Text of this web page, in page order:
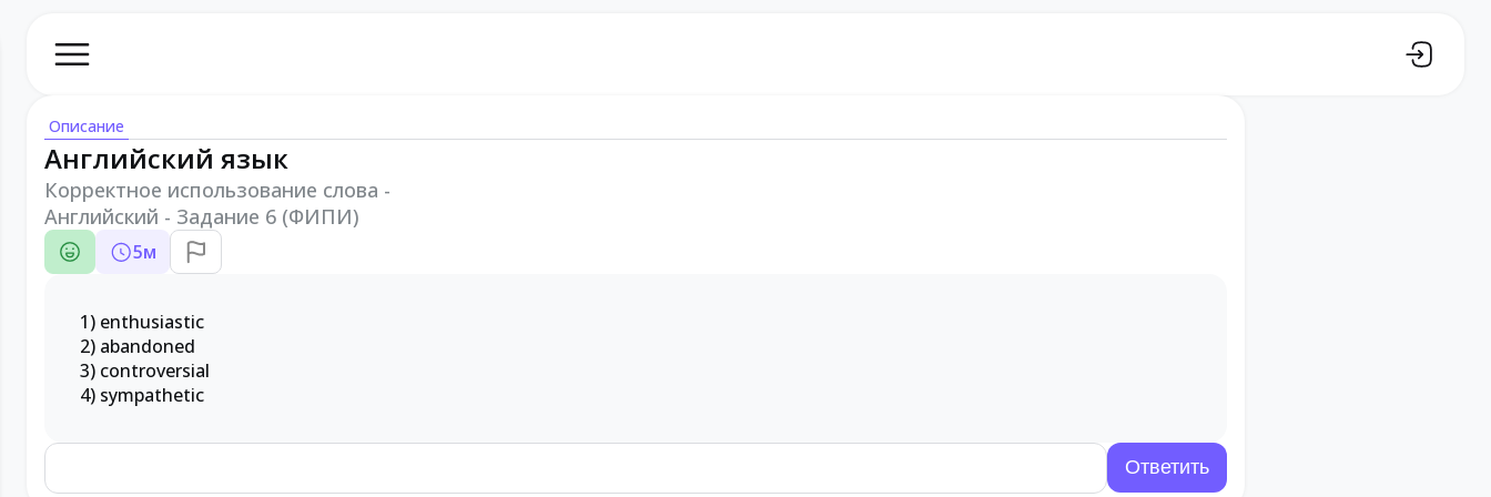
Описание
Английский язык
Корректное использование слова -
Английский - Задание 6 (ФИПИ)
5м
1) enthusiastic
2) abandoned
3) controversial
4) sympathetic